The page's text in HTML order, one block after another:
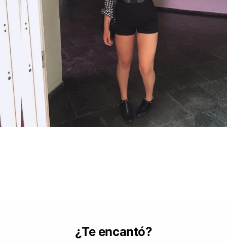
¿Te encantó?